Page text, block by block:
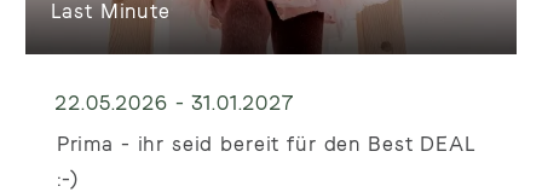
Last Minute
Prima - ihr seid bereit für den Best DEAL
:-)
22.05.2026 - 31.01.2027